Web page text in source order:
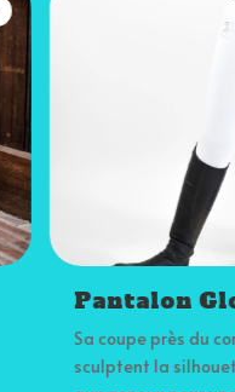
Pantalon
Sa coupe près du
sculptent la